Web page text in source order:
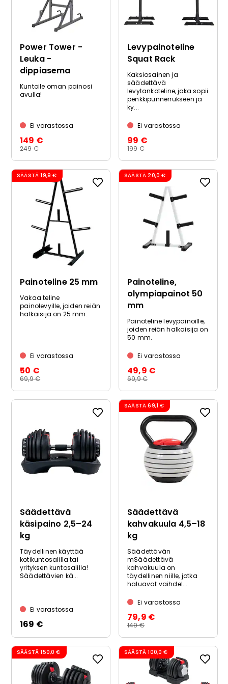
Power Tower -
Leuka -
dippiasema
Kuntoile oman painosi
avulla!
Ei varastossa
249 €
149 €
Levypainoteline
Squat Rack
Kaksiosainen ja
säädettävä
levytankoteline, joka sopii
penkkipunnerrukseen ja
ky...
Ei varastossa
199 €
99 €
SÄÄSTÄ 19,9 €
Painoteline 25 mm
Vakaa teline
painolevyille, joiden reiän
halkaisija on 25 mm.
Ei varastossa
69,9 €
50 €
SÄÄSTÄ 20,0 €
Painoteline,
olympiapainot 50
mm
Painoteline levypainoille,
joiden reiän halkaisija on
50 mm.
Ei varastossa
69,9 €
49,9 €
Säädettävä
käsipaino 2,5–24
kg
Täydellinen käyttää
kotikuntosalilla tai
yrityksen kuntosalilla!
Säädettävien kä...
Ei varastossa
169 €
SÄÄSTÄ 69,1 €
Säädettävä
kahvakuula 4,5–18
kg
Säädettävän
mSäädettävä
kahvakuula on
täydellinen niille, jotka
haluavat vaihdel...
Ei varastossa
149 €
79,9 €
SÄÄSTÄ 150,0 € SÄÄSTÄ 100,0 €